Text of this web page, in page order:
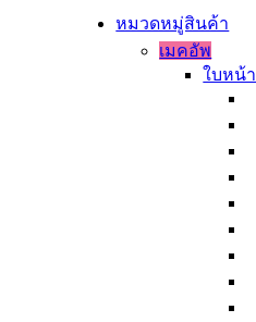
หมวดหมู่สินค้า
เมคอัพ
ใบหน้า